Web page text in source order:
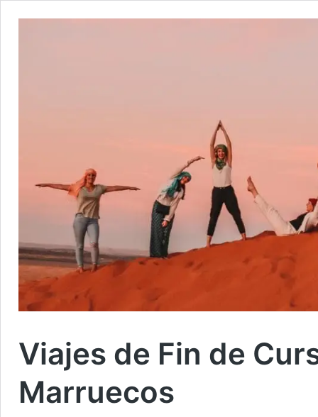
Viajes de Fin de
Marruecos